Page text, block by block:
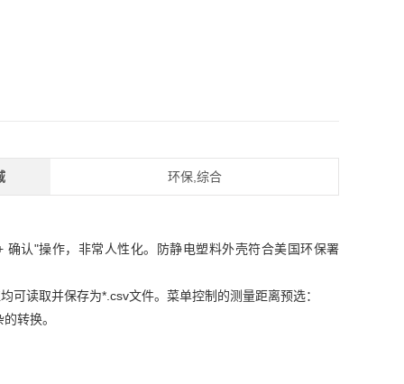
环保,综合
认"操作，非常人性化。防静电塑料外壳符合美国环保署
可读取并保存为*.csv文件。菜单控制的测量距离预选：
转换。